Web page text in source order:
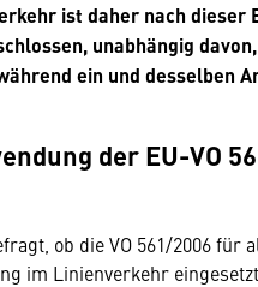
ist daher nach dieser
unabhängig
ein und desselben
der EU-VO
ob die VO 561/2006
im Linienverkehr